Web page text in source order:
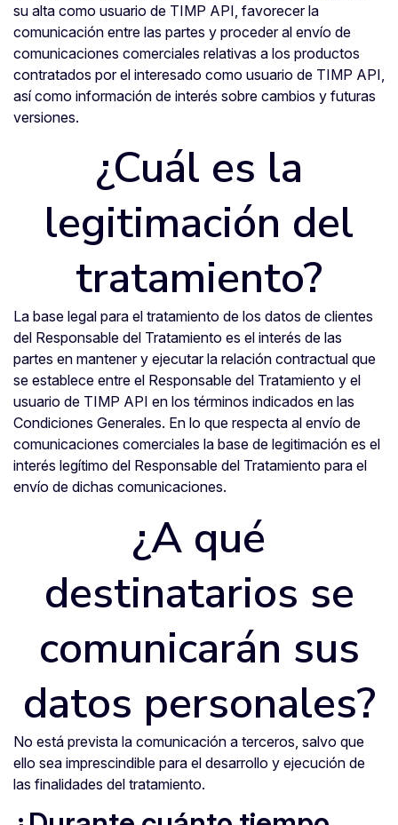
su alta como usuario de TIMP API, favorecer la
comunicación entre las partes y proceder al envío de
comunicaciones comerciales relativas a los productos
contratados por el interesado como usuario de TIMP API,
así como información de interés sobre cambios y futuras
versiones.
¿Cuál es la
legitimación del
tratamiento?
La base legal para el tratamiento de los datos de clientes
del Responsable del Tratamiento es el interés de las
partes en mantener y ejecutar la relación contractual que
se establece entre el Responsable del Tratamiento y el
usuario de TIMP API en los términos indicados en las
Condiciones Generales. En lo que respecta al envío de
comunicaciones comerciales la base de legitimación es el
interés legítimo del Responsable del Tratamiento para el
envío de dichas comunicaciones.
¿A qué
destinatarios se
comunicarán sus
datos personales?
No está prevista la comunicación a terceros, salvo que
ello sea imprescindible para el desarrollo y ejecución de
las finalidades del tratamiento.